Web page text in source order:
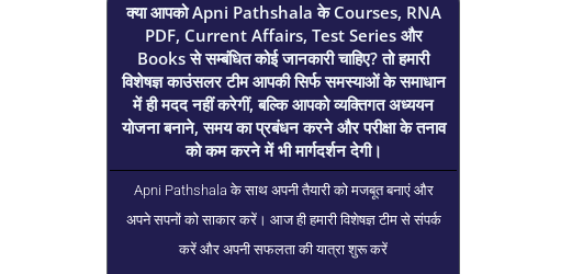
क्या आपको Apni Pathshala के Courses, RNA
PDF, Current Affairs, Test Series और
Books से सम्बंधित कोई जानकारी चाहिए? तो हमारी
विशेषज्ञ काउंसलर टीम आपकी सिर्फ समस्याओं के समाधान
में ही मदद नहीं करेगीं, बल्कि आपको व्यक्तिगत अध्ययन
योजना बनाने, समय का प्रबंधन करने और परीक्षा के तनाव
को कम करने में भी मार्गदर्शन देगी।
Apni Pathshala के साथ अपनी तैयारी को मजबूत बनाएं और
अपने सपनों को साकार करें। आज ही हमारी विशेषज्ञ टीम से संपर्क
करें और अपनी सफलता की यात्रा शुरू करें